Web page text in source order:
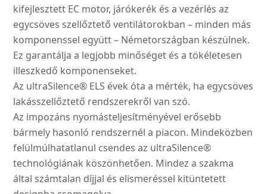
kifejlesztett EC motor, járókerék és a vezérlés az
egycsöves szellőztető ventilátorokban – minden más
komponenssel együtt – Németországban készülnek.
Ez garantálja a legjobb minőséget és a tökéletesen
illeszkedő komponenseket.
Az ultraSilence® ELS évek óta a mérték, ha egycsöves
lakásszellőztető rendszerekről van szó.
Az impozáns nyomásteljesítményével erősebb
bármely hasonló rendszernél a piacon. Mindeközben
felülmúlhatatlanul csendes az ultraSilence®
technológiának köszönhetően. Mindez a szakma
által számtalan díjjal és elismeréssel kitüntetett